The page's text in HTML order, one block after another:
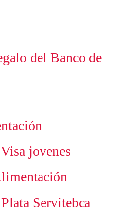
del Banco de
jovenes
Servitebca